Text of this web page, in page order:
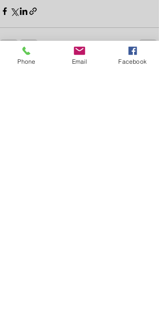
Ver tudo
Phone Email Facebook